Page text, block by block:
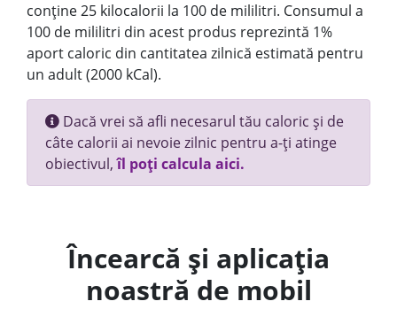
conține 25 kilocalorii la 100 de mililitri. Consumul a
100 de mililitri din acest produs reprezintă 1%
aport caloric din cantitatea zilnică estimată pentru
un adult (2000 kCal).
Dacă vrei să afli necesarul tău caloric și de
câte calorii ai nevoie zilnic pentru a-ți atinge
obiectivul,îl poți calcula aici.
Încearcă și aplicația
noastră de mobil